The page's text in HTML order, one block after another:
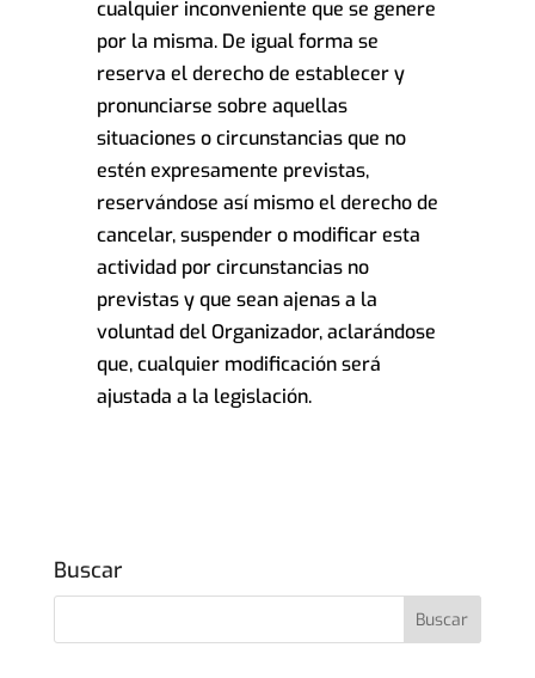
cualquier inconveniente que se genere
por la misma. De igual forma se
reserva el derecho de establecer y
pronunciarse sobre aquellas
situaciones o circunstancias que no
estén expresamente previstas,
reservándose así mismo el derecho de
cancelar, suspender o modificar esta
actividad por circunstancias no
previstas y que sean ajenas a la
voluntad del Organizador, aclarándose
que, cualquier modificación será
ajustada a la legislación.
Buscar